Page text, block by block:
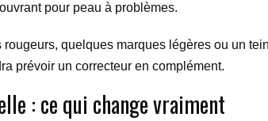
pour peau à problèmes.
quelques marques légères ou un
prévoir un correcteur en complément.
: ce qui change vraiment